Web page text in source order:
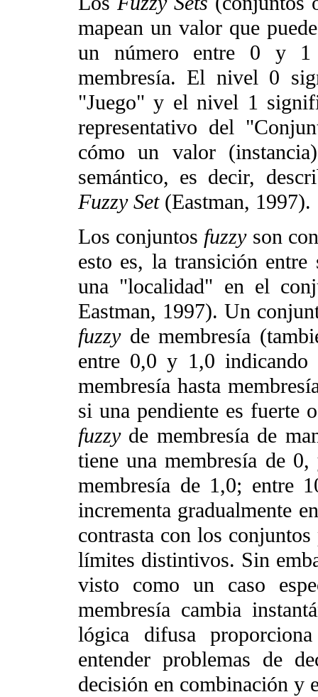
mapean un valor que
un número entre 0 y 1
membresía. El nivel 0
"Juego" y el nivel 1
representativo del
cómo un valor
semántico, es decir,
Fuzzy Set(Eastman, 1997).
Los conjuntos fuzzyson
esto es, la transición
una "localidad" en el
Eastman, 1997). Un
fuzzyde membresía
entre 0,0 y 1,0 indicando
membresía hasta
si una pendiente es fuerte
fuzzyde membresía de
tiene una membresía de
membresía de 1,0; entre
incrementa gradualmente
contrasta con los
límites distintivos. Sin
visto como un caso
membresía cambia
lógica difusa
entender problemas de
decisión en combinación y